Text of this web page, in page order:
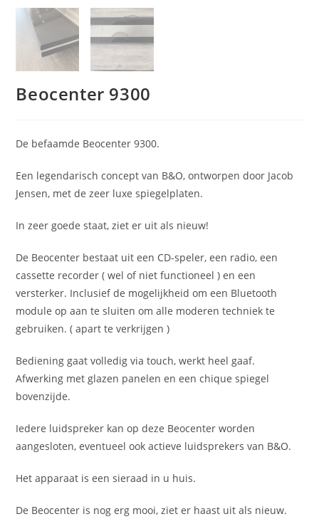
Beocenter 9300
De befaamde Beocenter 9300.
Een legendarisch concept van B&O, ontworpen door Jacob
Jensen, met de zeer luxe spiegelplaten.
In zeer goede staat, ziet er uit als nieuw!
De Beocenter bestaat uit een CD-speler, een radio, een
cassette recorder ( wel of niet functioneel ) en een
versterker. Inclusief de mogelijkheid om een Bluetooth
module op aan te sluiten om alle moderen techniek te
gebruiken. ( apart te verkrijgen )
Bediening gaat volledig via touch, werkt heel gaaf.
Afwerking met glazen panelen en een chique spiegel
bovenzijde.
Iedere luidspreker kan op deze Beocenter worden
aangesloten, eventueel ook actieve luidsprekers van B&O.
Het apparaat is een sieraad in u huis.
De Beocenter is nog erg mooi, ziet er haast uit als nieuw.